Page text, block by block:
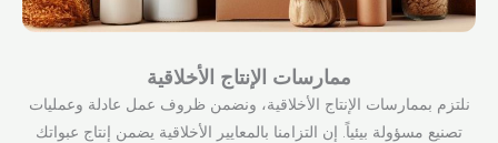
ممارسات الإنتاج الأخلاقية
نلتزم بممارسات الإنتاج الأخلاقية، ونضمن ظروف عمل عادلة وعمليات
تصنيع مسؤولة بيئياً. إن التزامنا بالمعايير الأخلاقية يضمن إنتاج عبواتك